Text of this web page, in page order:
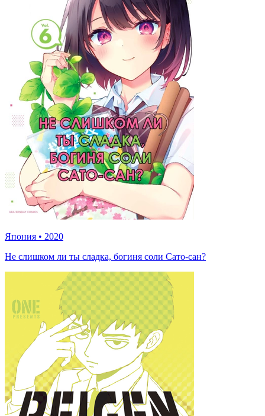
Япония • 2020
Не слишком ли ты сладка, богиня соли Сато-сан?